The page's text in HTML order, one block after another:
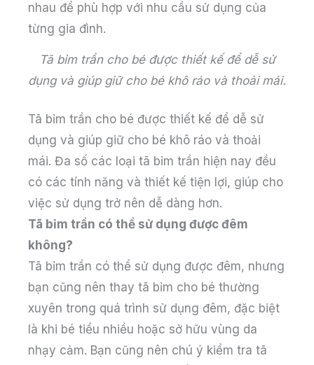
nhau để phù hợp với nhu cầu sử dụng của
từng gia đình.
Tã bỉm trần cho bé được thiết kế để dễ sử
dụng và giúp giữ cho bé khô ráo và thoải mái.
Tã bỉm trần cho bé được thiết kế để dễ sử
dụng và giúp giữ cho bé khô ráo và thoải
mái. Đa số các loại tã bỉm trần hiện nay đều
có các tính năng và thiết kế tiện lợi, giúp cho
việc sử dụng trở nên dễ dàng hơn.
Tã bỉm trần có thể sử dụng được đêm
không?
Tã bỉm trần có thể sử dụng được đêm, nhưng
bạn cũng nên thay tã bỉm cho bé thường
xuyên trong quá trình sử dụng đêm, đặc biệt
là khi bé tiểu nhiều hoặc sở hữu vùng da
nhạy cảm. Bạn cũng nên chú ý kiểm tra tã